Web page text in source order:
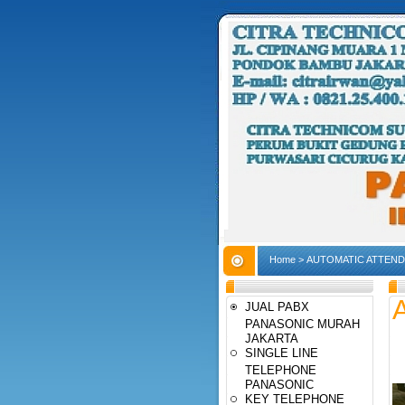
Home> AUTOMATIC
JUAL PABX
PANASONIC MURAH
JAKARTA
SINGLE LINE
TELEPHONE
PANASONIC
KEY TELEPHONE